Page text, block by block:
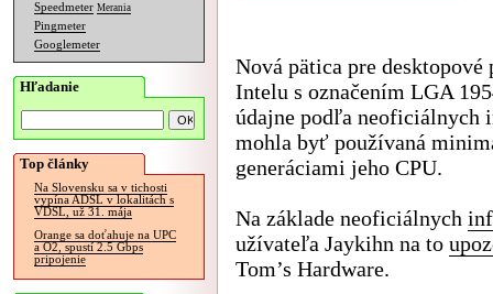
Speedmeter Merania
Pingmeter
Googlemeter
Hľadanie
Top články
Na Slovensku sa v tichosti
vypína ADSL v lokalitách s
VDSL, už 31. mája
Orange sa doťahuje na UPC
a O2, spustí 2.5 Gbps
pripojenie
Nová pätica pre desktopové
Intelu s označením LGA
údajne podľa neoficiálnych
mohla byť používaná
generáciami jeho CPU.
Na základe neoficiálnych
užívateľa Jaykihn na to
Tom’s Hardware.